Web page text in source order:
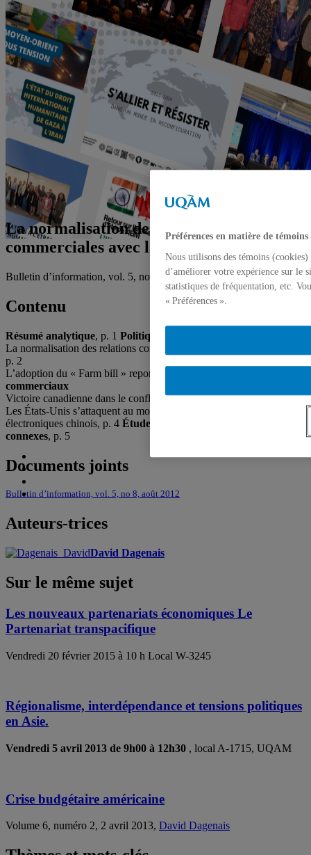
La normalisation des relations
commerciales avec la Russie reportée
Bulletin d’information, vol. 5, no 8, 8 août 2012,David Dagenais
Contenu
Résumé analytique, p. 1 Politique commerciale
La normalisation des relations commerciales avec la Russie reportée,
p. 2
L’adoption du « Farm bill » reportée à l’hiver, p. 3
commerciaux
Victoire canadienne dans le conflit sur le bois d’œuvre, p.3
Les États-Unis s’attaquent au monopole des services de paiement
électroniques chinois, p. 4 Études économiques et articles
connexes, p. 5
Documents joints
Bulletin d’information, vol. 5, no 8, août 2012
Auteurs-trices
David Dagenais
Sur le même sujet
Les nouveaux partenariats économiques Le
Partenariat transpacifique
Vendredi 20 février 2015 à 10 h Local W-3245
Régionalisme, interdépendance et tensions politiques
en Asie.
Vendredi 5 avril 2013 de 9h00 à 12h30 , local A-1715, UQAM
Crise budgétaire américaine
Volume 6, numéro 2, 2 avril 2013, David Dagenais
Préférences en matière de témoins
Nous utilisons des témoins
d’améliorer votre expérience sur le
statistiques de fréquentation, etc.
« Préférences ».